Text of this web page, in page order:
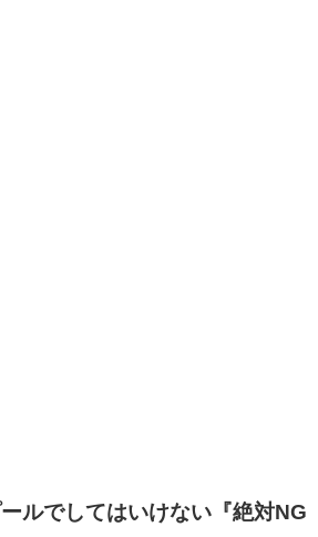
ルでしてはいけない『絶対NG